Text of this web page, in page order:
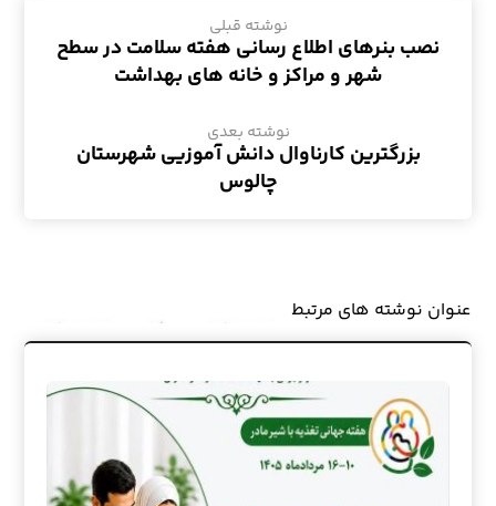
نوشته قبلی
نصب بنرهای اطلاع رسانی هفته سلامت در سطح
شهر و مراکز و خانه های بهداشت
نوشته بعدی
بزرگترین کارناوال دانش آموزیی شهرستان
چالوس
عنوان ‫نوشته های مرتبط